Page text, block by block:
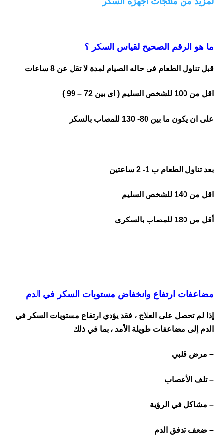
ما هو الرقم الصحيح لقياس السكر ؟
قبل تناول الطعام فى حاله الصيام لمدة لا تقل عن 8 ساعات
اقل من 100 للشخص السليم ( اى بين 72 – 99 )
على ان يكون ما بين 80- 130 للمصاب بالسكر
بعد تناول الطعام ب 1- 2 ساعتين
اقل من 140 للشخص السليم
أقل من 180 للمصاب بالسكرى
مضاعفات ارتفاع وانخفاض مستويات السكر في الدم
إذا لم تحصل على العلاج ، فقد يؤدي ارتفاع مستويات السكر في
الدم إلى مضاعفات طويلة الأمد ، بما في ذلك
– مرض قلبي
– تلف الأعصاب
– مشاكل في الرؤية
– ضعف تدفق الدم